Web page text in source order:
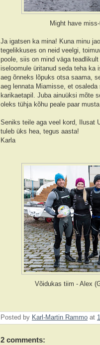
Might have
Ja igatsen ka mina! Kuna minu
tegelikkuses on neid veelgi,
poole, siis on mind väga
iseloomule üritanud seda teha ka
aeg õnneks lõpuks otsa saama,
aeg lennata Miamisse, et
karikaetapil. Juba ainuüksi mõte
oleks tühja kõhu peale paar
Seniks teile aga veel kord, Ilusat
tuleb üks hea, tegus aasta!
Karla
Võidukas tiim - Alex
Posted by Karl-Martin Rammo at
2 comments: